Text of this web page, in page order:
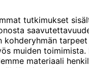
tutkimukset
tarpeet
muiden
materiaali